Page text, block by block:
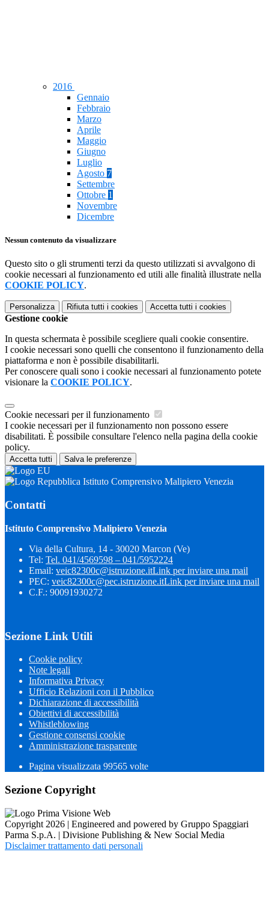
2016
Gennaio
Febbraio
Marzo
Aprile
Maggio
Giugno
Luglio
Agosto 7
Settembre
Ottobre 1
Novembre
Dicembre
Nessun contenuto da visualizzare
Questo sito o gli strumenti terzi da questo utilizzati si avvalgono di
cookie necessari al funzionamento ed utili alle finalità illustrate nella
COOKIE POLICY.
Personalizza Rifiuta tutti i cookies Accetta tutti i cookies
Gestione cookie
In questa schermata è possibile scegliere quali cookie consentire.
I cookie necessari sono quelli che consentono il funzionamento della
piattaforma e non è possibile disabilitarli.
Per conoscere quali sono i cookie necessari al funzionamento potete
visionare la COOKIE POLICY.
Cookie necessari per il funzionamento
I cookie necessari per il funzionamento non possono essere
disabilitati. È possibile consultare l'elenco nella pagina della cookie
policy.
Accetta tutti Salva le preferenze
Istituto Comprensivo Malipiero Venezia
Contatti
Istituto Comprensivo Malipiero Venezia
Via della Cultura, 14 - 30020 Marcon (Ve)
Tel: Tel. 041/4569598 – 041/5952224
Email: veic82300c@istruzione.itLink per inviare una mail
PEC: veic82300c@pec.istruzione.itLink per inviare una mail
C.F.: 90091930272
Sezione Link Utili
Cookie policy
Note legali
Informativa Privacy
Ufficio Relazioni con il Pubblico
Dichiarazione di accessibilità
Obiettivi di accessibilità
Whistleblowing
Gestione consensi cookie
Amministrazione trasparente
Pagina visualizzata 99565 volte
Sezione Copyright
Copyright 2026 | Engineered and powered by Gruppo Spaggiari
Parma S.p.A. | Divisione Publishing & New Social Media
Disclaimer trattamento dati personali